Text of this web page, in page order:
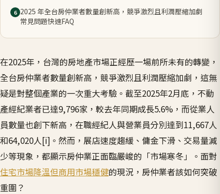
6 2025 年全台房仲業者數量創新高，競爭激烈且利潤壓縮加劇
常見問題快速FAQ
在2025年，台灣的房地產市場正經歷一場前所未有的轉變，
全台房仲業者數量創新高，競爭激烈且利潤壓縮加劇，這無
疑是對整個產業的一次重大考驗。截至2025年2月底，不動
產經紀業者已達9,796家，較去年同期成長5.6%，而從業人
員數量也創下新高，在職經紀人與營業員分別達到11,667人
和64,020人[i]。然而，展店速度趨緩、傭金下滑、交易量減
少等現象，都顯示房仲業正面臨嚴峻的「市場寒冬」。面對
住宅市場降溫但商用市場穩健的現況，房仲業者該如何突破
重圍？